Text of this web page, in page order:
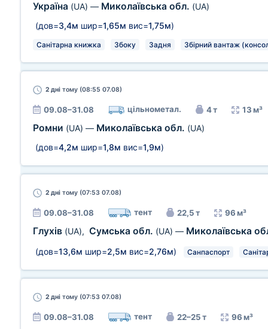
Україна (UA) — Миколаївська обл. (UA)
(дов=3,4м шир=1,65м вис=1,75м)
Санітарна книжка Збоку Задня Збірний вантаж
2 дні тому (08:55 07.08)
09.08–31.08 цільнометал. 4 т 13 м³
Ромни (UA) — Миколаївська обл. (UA)
(дов=4,2м шир=1,8м вис=1,9м)
2 дні тому (07:53 07.08)
09.08–31.08 тент 22,5 т 96 м³
Глухів (UA), Сумська обл. (UA) — Миколаївська
(дов=13,6м шир=2,5м вис=2,76м) Санпаспорт
2 дні тому (07:53 07.08)
09.08–31.08 тент 22–25 т 96 м³